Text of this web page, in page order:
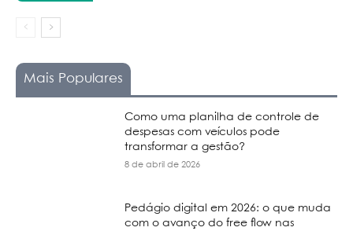
Mais Populares
Como uma planilha de controle de
despesas com veículos pode
transformar a gestão?
8 de abril de 2026
Pedágio digital em 2026: o que muda
com o avanço do free flow nas